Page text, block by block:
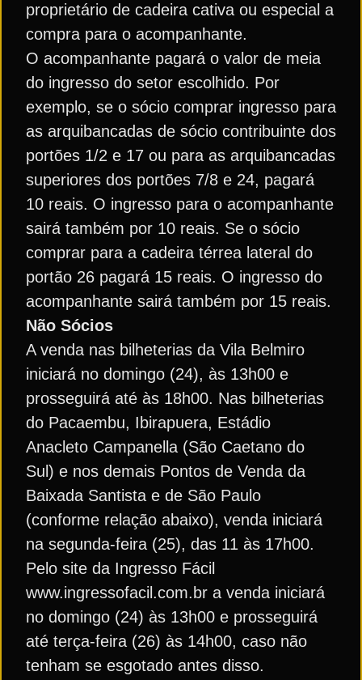
proprietário de cadeira cativa ou especial a
compra para o acompanhante.
O acompanhante pagará o valor de meia
do ingresso do setor escolhido. Por
exemplo, se o sócio comprar ingresso para
as arquibancadas de sócio contribuinte dos
portões 1/2 e 17 ou para as arquibancadas
superiores dos portões 7/8 e 24, pagará
10 reais. O ingresso para o acompanhante
sairá também por 10 reais. Se o sócio
comprar para a cadeira térrea lateral do
portão 26 pagará 15 reais. O ingresso do
acompanhante sairá também por 15 reais.
Não Sócios
A venda nas bilheterias da Vila Belmiro
iniciará no domingo (24), às 13h00 e
prosseguirá até às 18h00. Nas bilheterias
do Pacaembu, Ibirapuera, Estádio
Anacleto Campanella (São Caetano do
Sul) e nos demais Pontos de Venda da
Baixada Santista e de São Paulo
(conforme relação abaixo), venda iniciará
na segunda-feira (25), das 11 às 17h00.
Pelo site da Ingresso Fácil
www.ingressofacil.com.br a venda iniciará
no domingo (24) às 13h00 e prosseguirá
até terça-feira (26) às 14h00, caso não
tenham se esgotado antes disso.